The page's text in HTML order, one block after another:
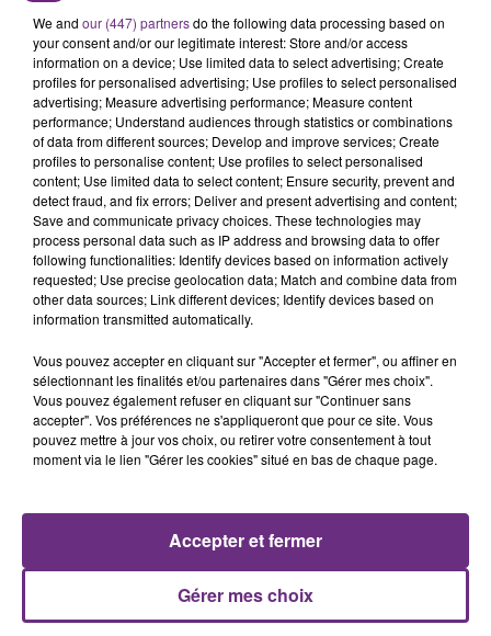
les conditions de...
TITRES DIFFUSÉS
21h26
21h26
BENSON BOONE
21h23
21h23
21h20
21h20
TAYLOR SWIFT
21h17
21h17
Rema
We and our (447) partnersdo the following data processing based on
your consent and/or our legitimate interest: Store and/or access
information on a device; Use limited data to select advertising; Create
profiles for personalised advertising; Use profiles to select personalised
advertising; Measure advertising performance; Measure content
performance; Understand audiences through statistics or combinations
of data from different sources; Develop and improve services; Create
profiles to personalise content; Use profiles to select personalised
content; Use limited data to select content; Ensure security, prevent and
detect fraud, and fix errors; Deliver and present advertising and content;
Save and communicate privacy choices. These technologies may
process personal data such as IP address and browsing data to offer
following functionalities: Identify devices based on information actively
requested; Use precise geolocation data; Match and combine data from
other data sources; Link different devices; Identify devices based on
information transmitted automatically.
Vous pouvez accepter en cliquant sur "Accepter et fermer", ou affiner en
sélectionnant les finalités et/ou partenaires dans "Gérer mes choix".
Vous pouvez également refuser en cliquant sur "Continuer sans
accepter". Vos préférences ne s'appliqueront que pour ce site. Vous
pouvez mettre à jour vos choix, ou retirer votre consentement à tout
moment via le lien "Gérer les cookies" situé en bas de chaque page.
Gérer mes choix
Accepter et fermer